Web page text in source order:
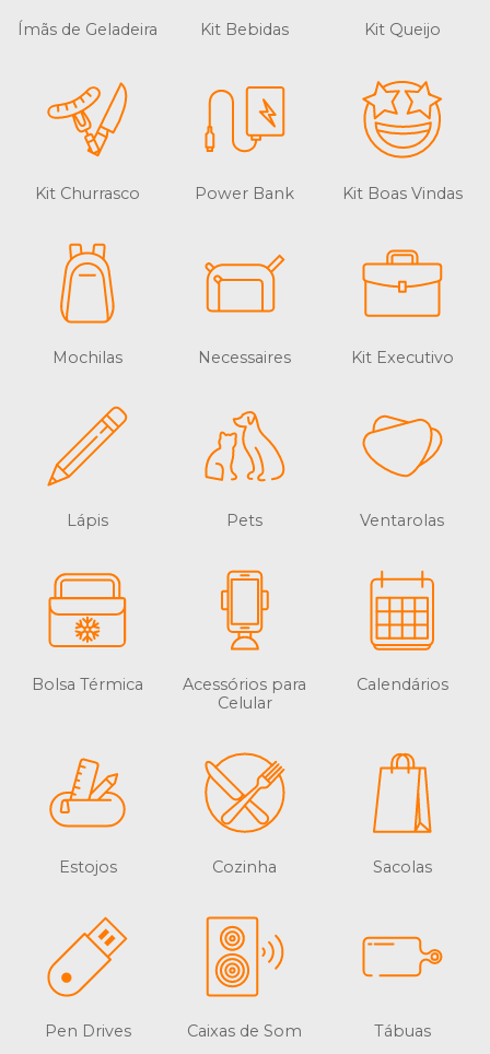
Ímãs de Geladeira Kit Bebidas Kit Queijo
Kit Churrasco Power Bank Kit Boas Vindas
Mochilas Necessaires Kit Executivo
Lápis Pets Ventarolas
Bolsa Térmica
Acessórios para
Celular
Calendários
Estojos Cozinha Sacolas
Pen Drives Caixas de Som Tábuas